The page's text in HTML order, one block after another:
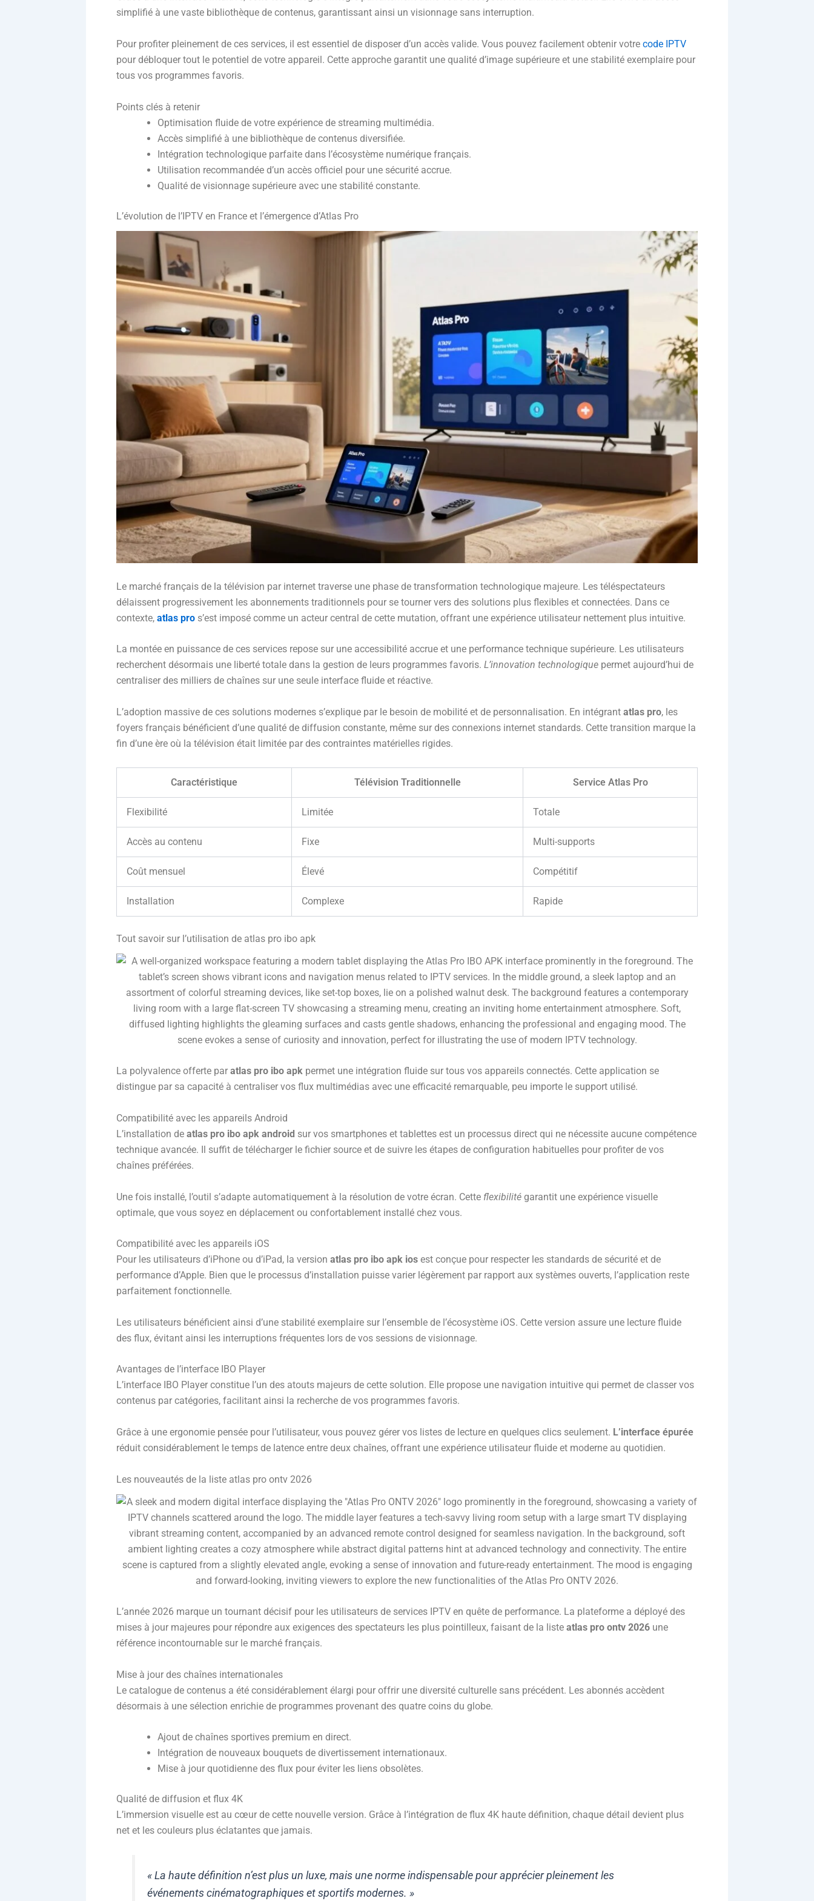
simplifié à une vaste bibliothèque de contenus, garantissant ainsi un visionnage sans interruption.
Pour profiter pleinement de ces services, il est essentiel de disposer d’un accès valide. Vous pouvez facilement obtenir votre code IPTV
pour débloquer tout le potentiel de votre appareil. Cette approche garantit une qualité d’image supérieure et une stabilité exemplaire pour
tous vos programmes favoris.
Points clés à retenir
Optimisation fluide de votre expérience de streaming multimédia.
Accès simplifié à une bibliothèque de contenus diversifiée.
Intégration technologique parfaite dans l’écosystème numérique français.
Utilisation recommandée d’un accès officiel pour une sécurité accrue.
Qualité de visionnage supérieure avec une stabilité constante.
L’évolution de l’IPTV en France et l’émergence d’Atlas Pro
Le marché français de la télévision par internet traverse une phase de transformation technologique majeure. Les téléspectateurs
délaissent progressivement les abonnements traditionnels pour se tourner vers des solutions plus flexibles et connectées. Dans ce
contexte, atlas pro s’est imposé comme un acteur central de cette mutation, offrant une expérience utilisateur nettement plus intuitive.
La montée en puissance de ces services repose sur une accessibilité accrue et une performance technique supérieure. Les utilisateurs
recherchent désormais une liberté totale dans la gestion de leurs programmes favoris. L’innovation technologique permet aujourd’hui de
centraliser des milliers de chaînes sur une seule interface fluide et réactive.
L’adoption massive de ces solutions modernes s’explique par le besoin de mobilité et de personnalisation. En intégrant atlas pro, les
foyers français bénéficient d’une qualité de diffusion constante, même sur des connexions internet standards. Cette transition marque la
fin d’une ère où la télévision était limitée par des contraintes matérielles rigides.
Caractéristique Télévision Traditionnelle Service Atlas Pro
Flexibilité Limitée Totale
Accès au contenu Fixe Multi-supports
Coût mensuel Élevé Compétitif
Installation Complexe Rapide
Tout savoir sur l’utilisation de atlas pro ibo apk
La polyvalence offerte par atlas pro ibo apk permet une intégration fluide sur tous vos appareils connectés. Cette application se
distingue par sa capacité à centraliser vos flux multimédias avec une efficacité remarquable, peu importe le support utilisé.
Compatibilité avec les appareils Android
L’installation de atlas pro ibo apk android sur vos smartphones et tablettes est un processus direct qui ne nécessite aucune compétence
technique avancée. Il suffit de télécharger le fichier source et de suivre les étapes de configuration habituelles pour profiter de vos
chaînes préférées.
Une fois installé, l’outil s’adapte automatiquement à la résolution de votre écran. Cette flexibilité garantit une expérience visuelle
optimale, que vous soyez en déplacement ou confortablement installé chez vous.
Compatibilité avec les appareils iOS
Pour les utilisateurs d’iPhone ou d’iPad, la version atlas pro ibo apk ios est conçue pour respecter les standards de sécurité et de
performance d’Apple. Bien que le processus d’installation puisse varier légèrement par rapport aux systèmes ouverts, l’application reste
parfaitement fonctionnelle.
Les utilisateurs bénéficient ainsi d’une stabilité exemplaire sur l’ensemble de l’écosystème iOS. Cette version assure une lecture fluide
des flux, évitant ainsi les interruptions fréquentes lors de vos sessions de visionnage.
Avantages de l’interface IBO Player
L’interface IBO Player constitue l’un des atouts majeurs de cette solution. Elle propose une navigation intuitive qui permet de classer vos
contenus par catégories, facilitant ainsi la recherche de vos programmes favoris.
Grâce à une ergonomie pensée pour l’utilisateur, vous pouvez gérer vos listes de lecture en quelques clics seulement. L’interface épurée
réduit considérablement le temps de latence entre deux chaînes, offrant une expérience utilisateur fluide et moderne au quotidien.
Les nouveautés de la liste atlas pro ontv 2026
L’année 2026 marque un tournant décisif pour les utilisateurs de services IPTV en quête de performance. La plateforme a déployé des
mises à jour majeures pour répondre aux exigences des spectateurs les plus pointilleux, faisant de la liste atlas pro ontv 2026 une
référence incontournable sur le marché français.
Mise à jour des chaînes internationales
Le catalogue de contenus a été considérablement élargi pour offrir une diversité culturelle sans précédent. Les abonnés accèdent
désormais à une sélection enrichie de programmes provenant des quatre coins du globe.
Ajout de chaînes sportives premium en direct.
Intégration de nouveaux bouquets de divertissement internationaux.
Mise à jour quotidienne des flux pour éviter les liens obsolètes.
Qualité de diffusion et flux 4K
L’immersion visuelle est au cœur de cette nouvelle version. Grâce à l’intégration de flux 4K haute définition, chaque détail devient plus
net et les couleurs plus éclatantes que jamais.
« La haute définition n’est plus un luxe, mais une norme indispensable pour apprécier pleinement les
événements cinématographiques et sportifs modernes. »